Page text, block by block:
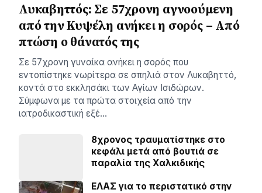
Λυκαβηττός: Σε 57χρονη αγνοούμενη
από την Κυψέλη ανήκει η σορός – Από
πτώση ο θάνατός της
Σε 57χρονη γυναίκα ανήκει η σορός που
εντοπίστηκε νωρίτερα σε σπηλιά στον Λυκαβηττό,
κοντά στο εκκλησάκι των Αγίων Ισιδώρων.
Σύμφωνα με τα πρώτα στοιχεία από την
ιατροδικαστική εξέ…
8χρονος τραυματίστηκε στο
κεφάλι μετά από βουτιά σε
παραλία της Χαλκιδικής
ΕΛΑΣ για το περιστατικό στην